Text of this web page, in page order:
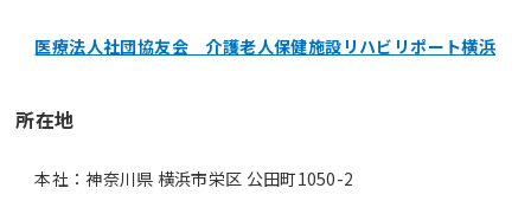
医療法人社団協友会 介護老人保健施設リハビリポート横浜
所在地
本社：神奈川県 横浜市栄区 公田町1050-2